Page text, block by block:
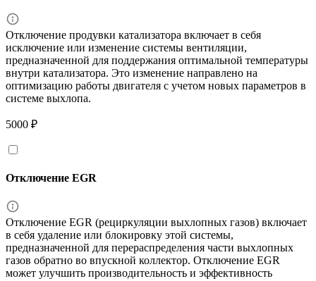
Отключение продувки катализатора включает в себя
исключение или изменение системы вентиляции,
предназначенной для поддержания оптимальной температуры
внутри катализатора. Это изменение направлено на
оптимизацию работы двигателя с учетом новых параметров в
системе выхлопа.
5000 ₽
Отключение EGR
Отключение EGR (рециркуляции выхлопных газов) включает
в себя удаление или блокировку этой системы,
предназначенной для перераспределения части выхлопных
газов обратно во впускной коллектор. Отключение EGR
может улучшить производительность и эффективность